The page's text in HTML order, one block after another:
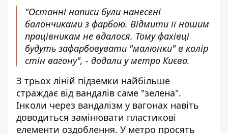
"Останні написи були нанесені
балончиками з фарбою. Відмити її нашим
працівникам не вдалося. Тому фахівці
будуть зафарбовувати "малюнки" в колір
стін вагону", - додали у метро Києва.
З трьох ліній підземки найбільше
страждає від вандалів саме "зелена".
Інколи через вандалізм у вагонах навіть
доводиться замінювати пластикові
елементи оздоблення. У метро просять